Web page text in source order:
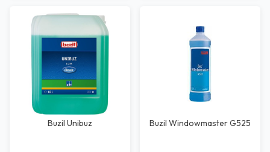
Buzil Unibuz Buzil Windowmaster G525